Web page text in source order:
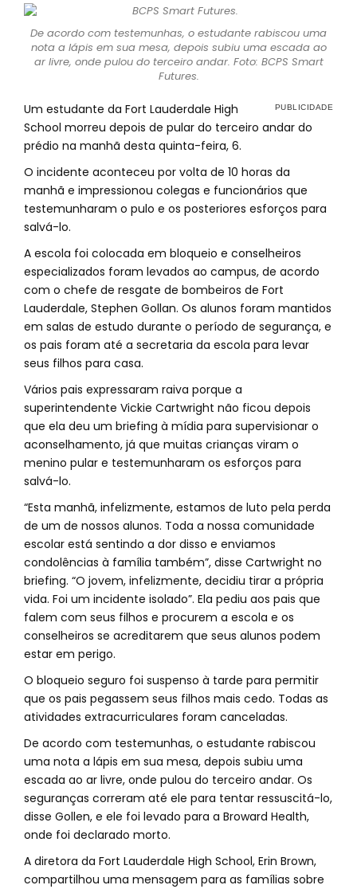
De acordo com testemunhas, o estudante rabiscou uma
nota a lápis em sua mesa, depois subiu uma escada ao
ar livre, onde pulou do terceiro andar. Foto: BCPS Smart
Futures.
Um estudante da Fort Lauderdale High
School morreu depois de pular do terceiro andar do
prédio na manhã desta quinta-feira, 6.
O incidente aconteceu por volta de 10 horas da
manhã e impressionou colegas e funcionários que
testemunharam o pulo e os posteriores esforços para
salvá-lo.
A escola foi colocada em bloqueio e conselheiros
especializados foram levados ao campus, de acordo
com o chefe de resgate de bombeiros de Fort
Lauderdale, Stephen Gollan. Os alunos foram mantidos
em salas de estudo durante o período de segurança, e
os pais foram até a secretaria da escola para levar
seus filhos para casa.
Vários pais expressaram raiva porque a
superintendente Vickie Cartwright não ficou depois
que ela deu um briefing à mídia para supervisionar o
aconselhamento, já que muitas crianças viram o
menino pular e testemunharam os esforços para
salvá-lo.
“Esta manhã, infelizmente, estamos de luto pela perda
de um de nossos alunos. Toda a nossa comunidade
escolar está sentindo a dor disso e enviamos
condolências à família também”, disse Cartwright no
briefing. “O jovem, infelizmente, decidiu tirar a própria
vida. Foi um incidente isolado”. Ela pediu aos pais que
falem com seus filhos e procurem a escola e os
conselheiros se acreditarem que seus alunos podem
estar em perigo.
O bloqueio seguro foi suspenso à tarde para permitir
que os pais pegassem seus filhos mais cedo. Todas as
atividades extracurriculares foram canceladas.
De acordo com testemunhas, o estudante rabiscou
uma nota a lápis em sua mesa, depois subiu uma
escada ao ar livre, onde pulou do terceiro andar. Os
seguranças correram até ele para tentar ressuscitá-lo,
disse Gollen, e ele foi levado para a Broward Health,
onde foi declarado morto.
A diretora da Fort Lauderdale High School, Erin Brown,
compartilhou uma mensagem para as famílias sobre